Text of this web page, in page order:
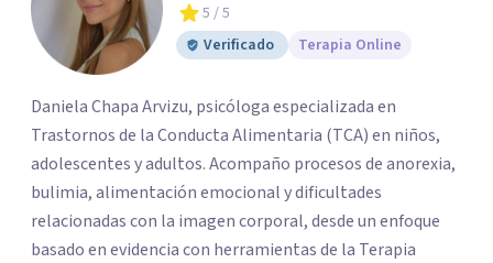
5 / 5
Verificado
Terapia Online
Daniela Chapa Arvizu, psicóloga especializada en
Trastornos de la Conducta Alimentaria (TCA) en niños,
adolescentes y adultos. Acompaño procesos de anorexia,
bulimia, alimentación emocional y dificultades
relacionadas con la imagen corporal, desde un enfoque
basado en evidencia con herramientas de la Terapia